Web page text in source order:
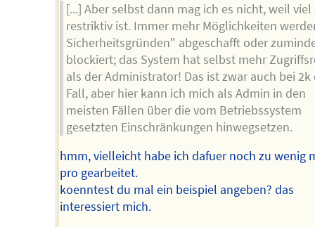
[...] Aber selbst dann mag ich es nicht, weil viel
restriktiv ist. Immer mehr Möglichkeiten
Sicherheitsgründen" abgeschafft oder
blockiert; das System hat selbst mehr
als der Administrator! Das ist zwar auch bei 2k
Fall, aber hier kann ich mich als Admin in den
meisten Fällen über die vom Betriebssystem
gesetzten Einschränkungen hinwegsetzen.
hmm, vielleicht habe ich dafuer noch zu wenig
pro gearbeitet.
koenntest du mal ein beispiel angeben? das
interessiert mich.